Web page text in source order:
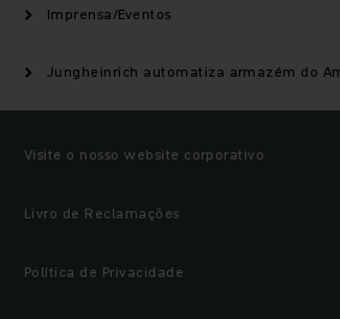
Imprensa/Eventos
Jungheinrich automatiza armazém do
Visite o nosso website corporativo
Livro de Reclamações
Política de Privacidade